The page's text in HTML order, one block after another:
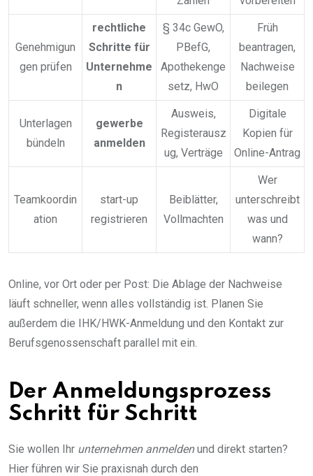
Genehmigun
gen prüfen
rechtliche
Schritte für
Unternehme
n
§ 34c GewO,
PBefG,
Apothekenge
setz, HwO
Früh
beantragen,
Nachweise
beilegen
Unterlagen
bündeln
gewerbe
anmelden
Ausweis,
Registerausz
ug, Verträge
Digitale
Kopien für
Online-Antrag
Teamkoordin
ation
start-up
registrieren
Beiblätter,
Vollmachten
Wer
unterschreibt
was und
wann?
Online, vor Ort oder per Post: Die Ablage der Nachweise
läuft schneller, wenn alles vollständig ist. Planen Sie
außerdem die IHK/HWK-Anmeldung und den Kontakt zur
Berufsgenossenschaft parallel mit ein.
Der Anmeldungsprozess
Schritt für Schritt
Sie wollen Ihr unternehmen anmeldenund direkt starten?
Hier führen wir Sie praxisnah durch den